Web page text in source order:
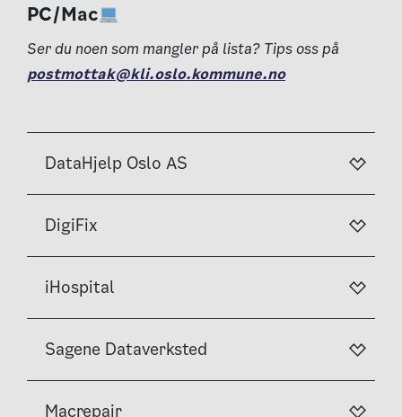
PC/Mac
Ser du noen som mangler på lista? Tips oss på
postmottak@kli.oslo.kommune.no
DataHjelp Oslo AS
DigiFix
iHospital
Sagene Dataverksted
Macrepair